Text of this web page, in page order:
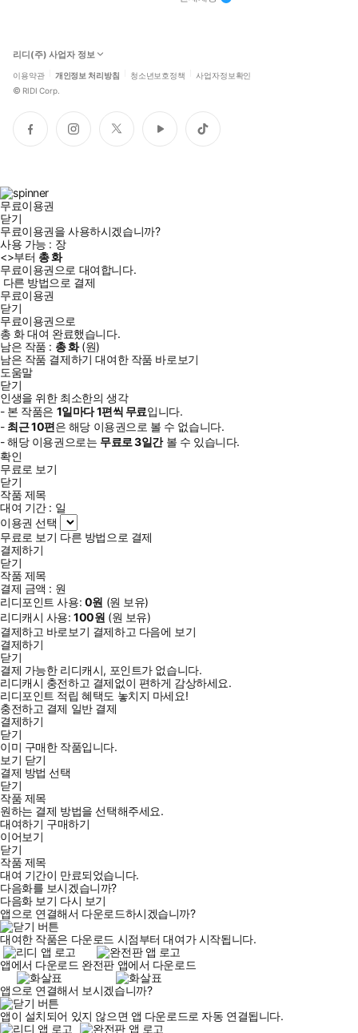
생각이 사라진 생각 멸종의 시대, 다시 사유의 힘을 회복하다
오늘날은 깊은 사유가 사라진 생각의 멸종 시대다. 우리는 스마트폰
에서 접하는 짧은 영상과 여기서 받는 즉각적인 자극 속에 허우적거
린다. 그 탓에 깊은 사유는 자취를 감추고, 현대인은 복잡한 맥락을
이해하지 못하는 ‘실질적 문맹’이 되어가고 있다. 인류 역사상 가장
풍요로운 시대임에도 불안과 공허가 끊이지 않는 이유가 바로 이런
현상 때문이다. 문해력이 떨어지고 생각하지 않으면서 삶을 해석하
고 의미를 부여할 사유의 힘을 잃었기 때문이다.
그래서 이 책은 시대를 초월해 검증된 거인들의 통찰을 빌려와 삶의
중심을 바로 세워줄 ‘최소한의 생각’을 제안한다. 화면을 내려놓고
스스로에게 근본적인 질문을 던지는 시간 속에서 우리는 멸종 위기
에 처한 생각을 되살리고 삶의 중심을 되찾을 수 있다. 그리고 잃어
버렸던 진정한 행복과 마주하게 될 것이다.
리디(주) 사업자 정보
이용약관 개인정보 처리방침 청소년보호정책 사업자정보확인
© RIDI Corp.
페
이
인
스
트
위
유
튜
틱
톡
무료이용권
닫기
무료이용권을 사용하시겠습니까?
사용 가능 : 장
<>부터 총화
무료이용권으로 대여합니다.
다른 방법으로 결제
무료이용권
닫기
무료이용권으로
총 화대여 완료했습니다.
남은 작품 : 총화(원)
남은 작품 결제하기 대여한 작품 바로보기
도움말
닫기
인생을 위한 최소한의 생각
- 본 작품은 1일마다1편씩 무료입니다.
- 최근10편은 해당 이용권으로 볼 수 없습니다.
- 해당 이용권으로는 무료로3일간볼 수 있습니다.
확인
무료로 보기
닫기
작품 제목
대여 기간 : 일
이용권 선택
무료로 보기 다른 방법으로 결제
결제하기
닫기
작품 제목
결제 금액 : 원
리디포인트 사용: 0원 (원 보유)
리디캐시 사용:100원 (원 보유)
결제하고 바로보기 결제하고 다음에 보기
결제하기
닫기
결제 가능한 리디캐시, 포인트가 없습니다.
리디캐시 충전하고 결제없이 편하게 감상하세요.
리디포인트 적립 혜택도 놓치지 마세요!
충전하고 결제 일반 결제
결제하기
닫기
이미 구매한 작품입니다.
보기 닫기
결제 방법 선택
닫기
작품 제목
원하는 결제 방법을 선택해주세요.
대여하기 구매하기
이어보기
닫기
작품 제목
대여 기간이 만료되었습니다.
다음화를 보시겠습니까?
다음화 보기 다시 보기
앱으로 연결해서 다운로드하시겠습니까?
대여한 작품은 다운로드 시점부터 대여가 시작됩니다.
앱에서 다운로드 완전판 앱에서 다운로드
앱으로 연결해서 보시겠습니까?
앱이 설치되어 있지 않으면 앱 다운로드로 자동 연결됩니다.